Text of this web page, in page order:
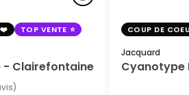
TOP VENTE
- Clairefontaine
COUP DE
Jacquard
Cyanotype